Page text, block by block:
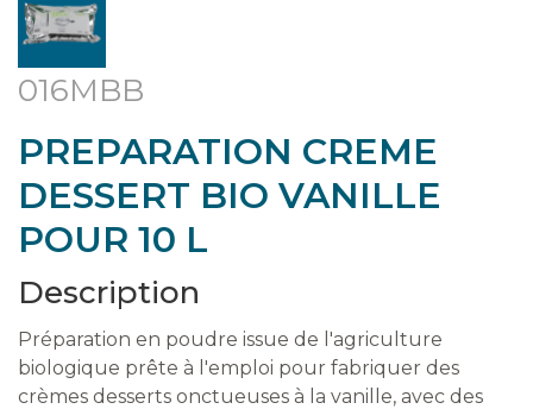
016MBB
PREPARATION CREME
DESSERT BIO VANILLE
POUR 10 L
Description
Préparation en poudre issue de l'agriculture
biologique prête à l'emploi pour fabriquer des
crèmes desserts onctueuses à la vanille, avec des